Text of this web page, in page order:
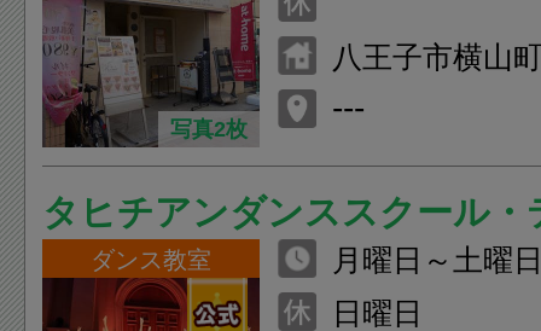
写真2枚
八王子市横山
---
タヒチアンダンススクール・
ペタヒ
ダンス教室
月曜日～土曜
1：30 月・金
日曜日